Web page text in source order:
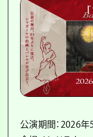
公演期間：2026年5